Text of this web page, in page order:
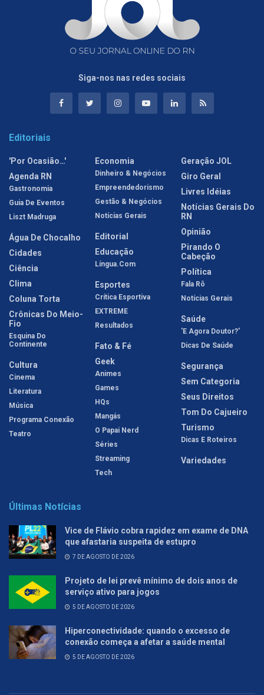
Siga-nos nas redes sociais
Editoriais
'Por Ocasião…'
Agenda RN
Gastronomia
Guia De Eventos
Liszt Madruga
Água De Chocalho
Cidades
Ciência
Clima
Coluna Torta
Crônicas Do Meio-
Fio
Esquina Do
Continente
Cultura
Cinema
Literatura
Música
Programa Conexão
Teatro
Economia
Dinheiro & Negócios
Empreendedorismo
Gestão & Negócios
Notícias Gerais
Editorial
Educação
Língua.com
Esportes
Crítica Esportiva
EXTREME
Resultados
Fato & Fé
Geek
Animes
Games
HQs
Mangás
O Papai Nerd
Séries
Streaming
Tech
Geração JOL
Giro Geral
Livres Idéias
Notícias Gerais Do
RN
Opinião
Pirando O
Cabeção
Política
Fala Rô
Notícias Gerais
Saúde
'E Agora Doutor?'
Dicas De Saúde
Segurança
Sem Categoria
Seus Direitos
Tom Do Cajueiro
Turismo
Dicas E Roteiros
Variedades
Últimas Notícias
Vice de Flávio cobra rapidez em exame de DNA
que afastaria suspeita de estupro
7 DE AGOSTO DE 2026
Projeto de lei prevê mínimo de dois anos de
serviço ativo para jogos
5 DE AGOSTO DE 2026
Hiperconectividade: quando o excesso de
conexão começa a afetar a saúde mental
5 DE AGOSTO DE 2026